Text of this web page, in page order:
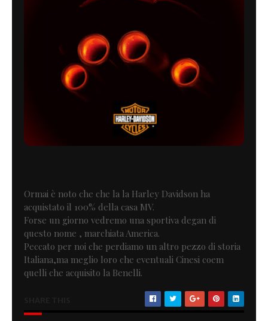
Ormai è noto che che la la Harley Davidson ha
acquistato il 100% della casa MV.
Forse un giorno vedremo una sportiva degan di
questo nome , marchiata America.
Peccato per noi che perdiamo un altro pezzo di storia
Italiana,ma meglio loro che eventuali Cinesi coem
quelli che acquisito la Benelli.